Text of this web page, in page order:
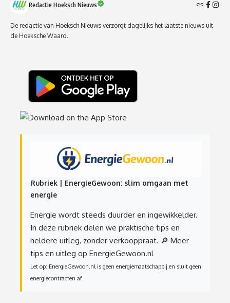
Redactie Hoeksch Nieuws
De redactie van Hoeksch Nieuws verzorgt dagelijks het laatste nieuws uit
de Hoeksche Waard.
Rubriek | EnergieGewoon: slim omgaan met
energie
Energie wordt steeds duurder en ingewikkelder.
In deze rubriek delen we praktische tips en
heldere uitleg, zonder verkooppraat. 🔎 Meer
tips en uitleg op EnergieGewoon.nl
Let op: EnergieGewoon.nl is geen energiemaatschappij en sluit geen
energiecontracten af.